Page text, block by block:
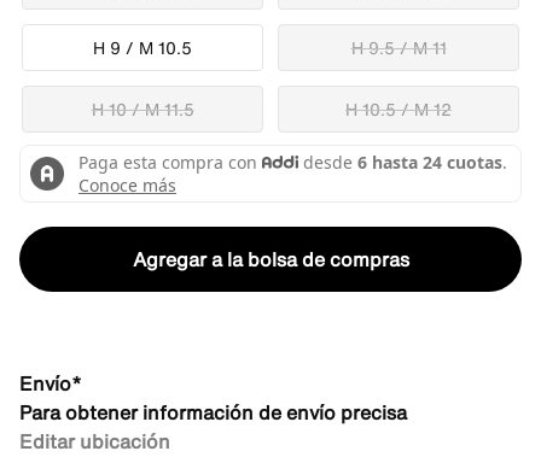
H 9 / M 10.5 H 9.5 / M 11
H 10 / M 11.5 H 10.5 / M 12
Agregar a la bolsa de compras
Envío*
Para obtener información de envío precisa
Editar ubicación